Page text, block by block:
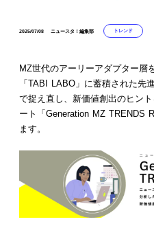
2025/07/08 ニュースタ！編集部 トレンド
MZ世代のアーリーアダプター層
「TABI LABO」に蓄積された先
で捉え直し、新価値創出のヒン
ート「Generation MZ TRENDS
ます。